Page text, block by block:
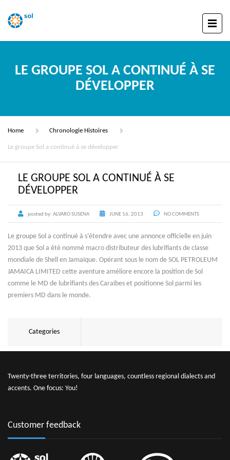
LE GROUPE SOL A CONTINUÉ À SE
DÉVELOPPER
Home Chronologie Histoires
Le groupe Sol a continué à se développer
LE GROUPE SOL A CONTINUÉ À SE
DÉVELOPPER
posted by: ALVARO SUSENA JUNE 16, 2013 NO COMMENTS
Le groupe Sol a continué à s’étendre avec une annonce officielle en juin
2013 que Sol a été nommé macro distributeur des lubrifiants de classe
mondiale de Shell en Jamaïque. Opérant sous le nom de SOL PETROLEUM
JAMAICA LIMITED cette aventure améliore encore la position de Sol
comme le MD de lubrifiants des Caraïbes et positionne Sol parmi les
premiers MD dans le monde.
Categories
Twenty-three territories, four languages, countless regional dialects and
accents. One focus: You!
Customer feedback